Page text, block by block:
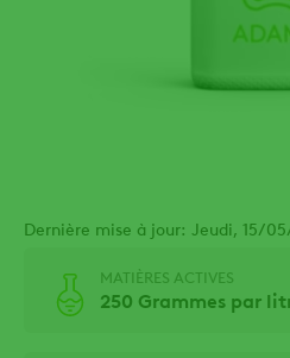
Dernière mise à jour: Jeudi, 15/
MATIÈRES ACTIVES
250 Grammes par